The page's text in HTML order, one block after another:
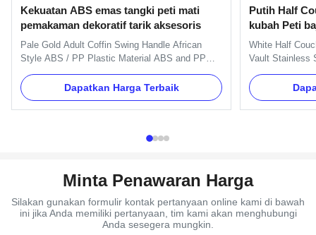
Kekuatan ABS emas tangki peti mati
pemakaman dekoratif tarik aksesoris
Pale Gold Adult Coffin Swing Handle African
Style ABS / PP Plastic Material ABS and PP
Plastic Material Coffin Handle with Pale Gold
Specification Six pcs plastc as a set, and the
material is PP recycle. Item Name H9009-P1
Material Plastic (PP, ABS) Color Gold, silver,
Dapatkan Harga Terbaik
Putih Half
kubah Peti
tahan yang
White Half
Vault Stainless
Durability
has earned a
perfect for any
materials, this
Minta Penawaran Harga
Silakan gunakan formulir kontak pertanyaan online kami di bawah
ini jika Anda memiliki pertanyaan, tim kami akan menghubungi
Anda sesegera mungkin.